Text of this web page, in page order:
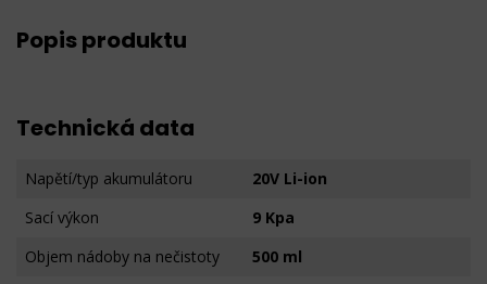
Popis produktu
Technická data
Napětí/typ akumulátoru
20V Li-ion
Sací výkon
9 Kpa
Objem nádoby na nečistoty
500 ml